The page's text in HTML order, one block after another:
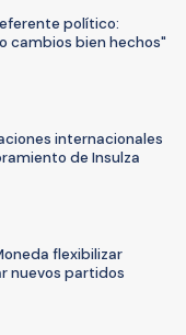
político:
cambios bien hechos"
internacionales
de Insulza
flexibilizar
nuevos partidos